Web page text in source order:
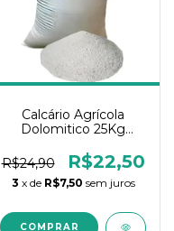
Calcário Agrícola
Dolomitico 25Kg
R$24,90
R$22,50
3 x de R$7,50 sem juros